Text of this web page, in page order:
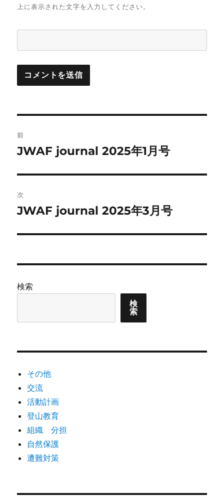
上に表示された文字を入力してください。
稿
ビ
ゲ
ー
ン
前
前
投
稿:
JWAF journal 2025年1月号
次
次
投
JWAF journal 2025年3月号
検索
検
索
その他
交流
活動計画
登山教育
組織 分担
自然保護
遭難対策